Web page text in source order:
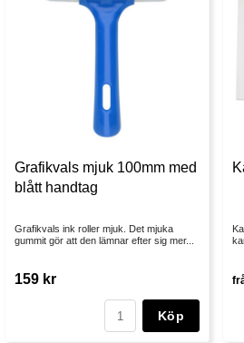
Grafikvals mjuk 100mm med
blått handtag
Grafikvals ink roller mjuk. Det mjuka
gummit gör att den lämnar efter sig mer...
159 kr
Köp